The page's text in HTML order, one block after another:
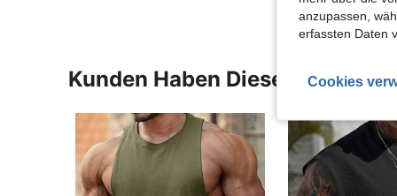
Kunden Haben Diese Artikel
anzupassen,
erfassten Daten
Cookies